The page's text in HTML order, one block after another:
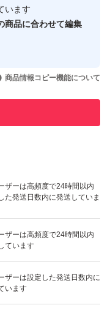
なユーザーです
させた実績があります
実績があります
ザーは高頻度で24時間以内
た発送日数内に発送していま
ザーは高頻度で24時間以内
ています
ザーは設定した発送日数内に
います
います
商品に合わせて編集
商品情報コピー機能について
いいね！
1,380